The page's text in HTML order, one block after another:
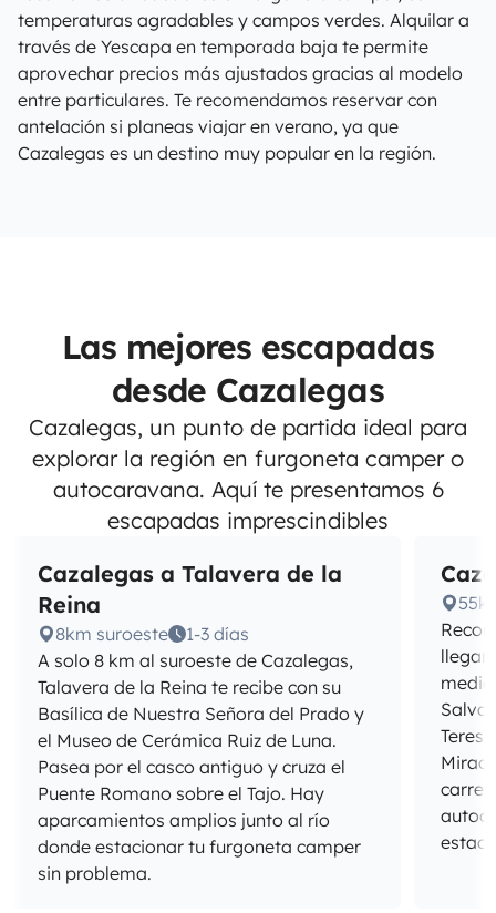
temperaturas agradables y campos verdes. Alquilar a
través de Yescapa en temporada baja te permite
aprovechar precios más ajustados gracias al modelo
entre particulares. Te recomendamos reservar con
antelación si planeas viajar en verano, ya que
Cazalegas es un destino muy popular en la región.
Las mejores escapadas
desde Cazalegas
Cazalegas, un punto de partida ideal para
explorar la región en furgoneta camper o
autocaravana. Aquí te presentamos 6
escapadas imprescindibles
Cazalegas a Talavera de la
Reina
8km suroeste
1-3 días
A solo 8 km al suroeste de Cazalegas,
Talavera de la Reina te recibe con su
Basílica de Nuestra Señora del Prado y
el Museo de Cerámica Ruiz de Luna.
Pasea por el casco antiguo y cruza el
Puente Romano sobre el Tajo. Hay
aparcamientos amplios junto al río
donde estacionar tu furgoneta camper
sin problema.
llegar